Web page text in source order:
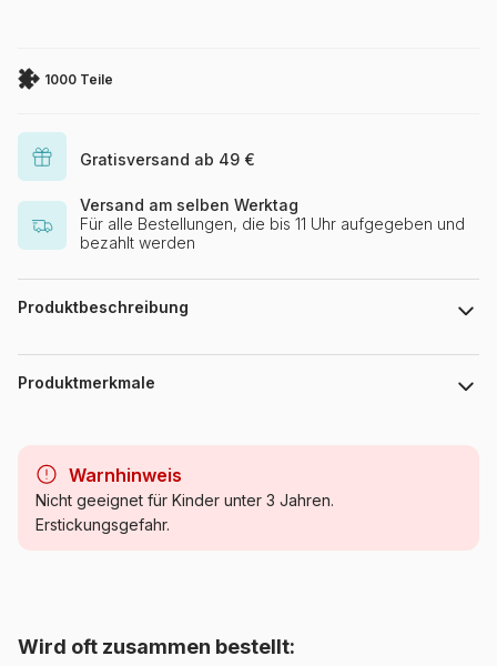
1000 Teile
Gratisversand ab 49 €
Versand am selben Werktag
Für alle Bestellungen, die bis 11 Uhr aufgegeben und
bezahlt werden
Produktbeschreibung
Barbara Behr, Licensed by Blue Sky Art & Design
Produktmerkmale
Kategorie
Puzzle Wald, Blumen und
Herkunft Frankreich
Warnhinweis
Nicht geeignet für Kinder unter 3 Jahren.
Erstickungsgefahr.
Wird oft zusammen bestellt: